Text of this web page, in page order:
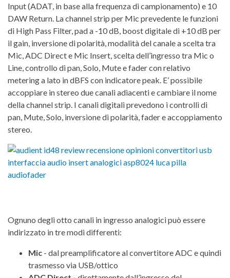
Input (ADAT, in base alla frequenza di campionamento) e 10
DAW Return. La channel strip per Mic prevedente le funzioni
di High Pass Filter, pad a -10 dB, boost digitale di +10 dB per
il gain, inversione di polarità, modalità del canale a scelta tra
Mic, ADC Direct e Mic Insert, scelta dell’ingresso tra Mic o
Line, controllo di pan, Solo, Mute e fader con relativo
metering a lato in dBFS con indicatore peak. E’ possibile
accoppiare in stereo due canali adiacenti e cambiare il nome
della channel strip. I canali digitali prevedono i controlli di
pan, Mute, Solo, inversione di polarità, fader e accoppiamento
stereo.
Ognuno degli otto canali in ingresso analogici può essere
indirizzato in tre modi differenti:
Mic - dal preamplificatore al convertitore ADC e quindi
trasmesso via USB/ottico